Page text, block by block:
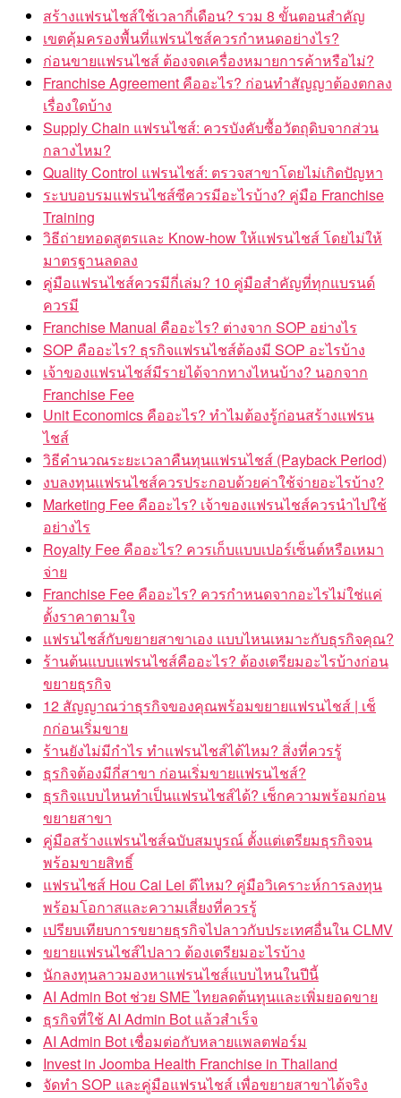
สร้างแฟรนไชส์ใช้เวลากี่เดือน? รวม 8 ขั้นตอนสำคัญ
เขตคุ้มครองพื้นที่แฟรนไชส์ควรกำหนดอย่างไร?
ก่อนขายแฟรนไชส์ ต้องจดเครื่องหมายการค้าหรือไม่?
Franchise Agreement คืออะไร? ก่อนทำสัญญาต้องตกลง
เรื่องใดบ้าง
Supply Chain แฟรนไชส์: ควรบังคับซื้อวัตถุดิบจากส่วน
กลางไหม?
Quality Control แฟรนไชส์: ตรวจสาขาโดยไม่เกิดปัญหา
ระบบอบรมแฟรนไชส์ซีควรมีอะไรบ้าง? คู่มือ Franchise
Training
วิธีถ่ายทอดสูตรและ Know-how ให้แฟรนไชส์ โดยไม่ให้
มาตรฐานลดลง
คู่มือแฟรนไชส์ควรมีกี่เล่ม? 10 คู่มือสำคัญที่ทุกแบรนด์
ควรมี
Franchise Manual คืออะไร? ต่างจาก SOP อย่างไร
SOP คืออะไร? ธุรกิจแฟรนไชส์ต้องมี SOP อะไรบ้าง
เจ้าของแฟรนไชส์มีรายได้จากทางไหนบ้าง? นอกจาก
Franchise Fee
Unit Economics คืออะไร? ทำไมต้องรู้ก่อนสร้างแฟรน
ไชส์
วิธีคำนวณระยะเวลาคืนทุนแฟรนไชส์ (Payback Period)
งบลงทุนแฟรนไชส์ควรประกอบด้วยค่าใช้จ่ายอะไรบ้าง?
Marketing Fee คืออะไร? เจ้าของแฟรนไชส์ควรนำไปใช้
อย่างไร
Royalty Fee คืออะไร? ควรเก็บแบบเปอร์เซ็นต์หรือเหมา
จ่าย
Franchise Fee คืออะไร? ควรกำหนดจากอะไรไม่ใช่แค่
ตั้งราคาตามใจ
แฟรนไชส์กับขยายสาขาเอง แบบไหนเหมาะกับธุรกิจคุณ?
ร้านต้นแบบแฟรนไชส์คืออะไร? ต้องเตรียมอะไรบ้างก่อน
ขยายธุรกิจ
12 สัญญาณว่าธุรกิจของคุณพร้อมขยายแฟรนไชส์ | เช็
กก่อนเริ่มขาย
ร้านยังไม่มีกำไร ทำแฟรนไชส์ได้ไหม? สิ่งที่ควรรู้
ธุรกิจต้องมีกี่สาขา ก่อนเริ่มขายแฟรนไชส์?
ธุรกิจแบบไหนทำเป็นแฟรนไชส์ได้? เช็กความพร้อมก่อน
ขยายสาขา
คู่มือสร้างแฟรนไชส์ฉบับสมบูรณ์ ตั้งแต่เตรียมธุรกิจจน
พร้อมขายสิทธิ์
แฟรนไชส์ Hou Cai Lei ดีไหม? คู่มือวิเคราะห์การลงทุน
พร้อมโอกาสและความเสี่ยงที่ควรรู้
เปรียบเทียบการขยายธุรกิจไปลาวกับประเทศอื่นใน CLMV
ขยายแฟรนไชส์ไปลาว ต้องเตรียมอะไรบ้าง
นักลงทุนลาวมองหาแฟรนไชส์แบบไหนในปีนี้
AI Admin Bot ช่วย SME ไทยลดต้นทุนและเพิ่มยอดขาย
ธุรกิจที่ใช้ AI Admin Bot แล้วสำเร็จ
AI Admin Bot เชื่อมต่อกับหลายแพลตฟอร์ม
Invest in Joomba Health Franchise in Thailand
จัดทำ SOP และคู่มือแฟรนไชส์ เพื่อขยายสาขาได้จริง